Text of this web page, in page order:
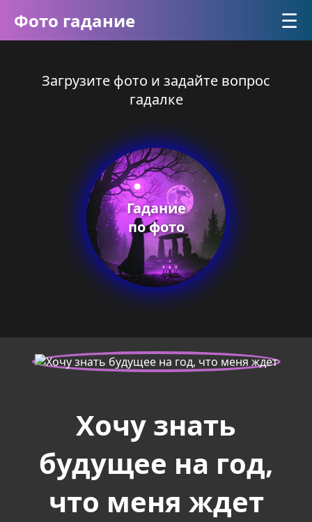
Фото гадание ☰
Загрузите фото и задайте вопрос
гадалке
Гадание
по фото
Хочу знать
будущее на год,
что меня ждет